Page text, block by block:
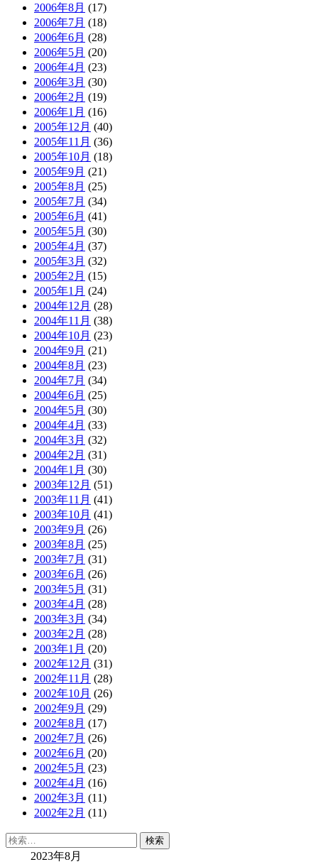
2006年8月 (17)
2006年7月 (18)
2006年6月 (28)
2006年5月 (20)
2006年4月 (23)
2006年3月 (30)
2006年2月 (19)
2006年1月 (16)
2005年12月 (40)
2005年11月 (36)
2005年10月 (18)
2005年9月 (21)
2005年8月 (25)
2005年7月 (34)
2005年6月 (41)
2005年5月 (30)
2005年4月 (37)
2005年3月 (32)
2005年2月 (15)
2005年1月 (24)
2004年12月 (28)
2004年11月 (38)
2004年10月 (23)
2004年9月 (21)
2004年8月 (23)
2004年7月 (34)
2004年6月 (25)
2004年5月 (30)
2004年4月 (33)
2004年3月 (32)
2004年2月 (31)
2004年1月 (30)
2003年12月 (51)
2003年11月 (41)
2003年10月 (41)
2003年9月 (26)
2003年8月 (25)
2003年7月 (31)
2003年6月 (26)
2003年5月 (31)
2003年4月 (28)
2003年3月 (34)
2003年2月 (28)
2003年1月 (20)
2002年12月 (31)
2002年11月 (28)
2002年10月 (26)
2002年9月 (29)
2002年8月 (17)
2002年7月 (26)
2002年6月 (20)
2002年5月 (23)
2002年4月 (16)
2002年3月 (11)
2002年2月 (11)
検
2023年8月